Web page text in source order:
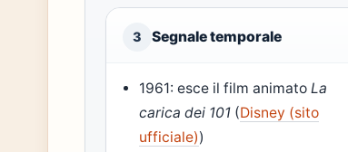
3 Segnale temporale
1961: esce il film animatoLa
carica dei 101 (Disney (sito
ufficiale))